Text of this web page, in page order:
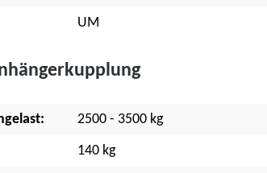
UM
2500 - 3500 kg
140 kg